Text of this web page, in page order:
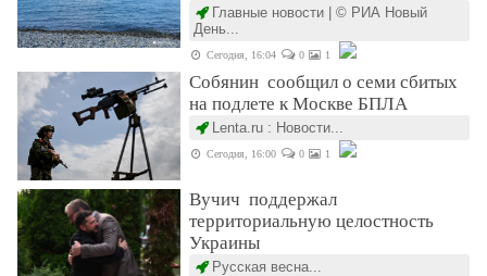
Главные новости | © РИА Новый
День...
Сегодня, 16:04 0 1
Собянин сообщил о семи сбитых
на подлете к Москве БПЛА
Lenta.ru : Новости...
Сегодня, 16:00 0 1
Вучич поддержал
территориальную целостность
Украины
Русская весна...